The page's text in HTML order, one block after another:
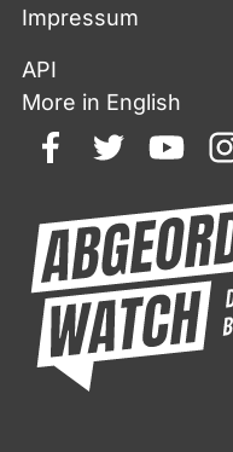
Impressum
API
More in English
facebooktwitter